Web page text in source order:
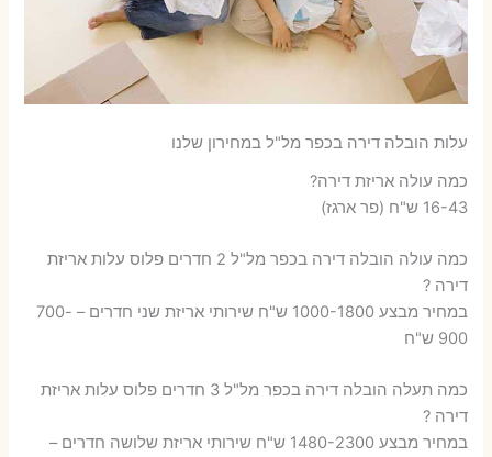
עלות הובלה דירה בכפר מל"ל במחירון שלנו
כמה עולה אריזת דירה​?
16-43 ש"ח (פר ארגז)
כמה עולה הובלה דירה בכפר מל"ל 2 חדרים פלוס עלות אריזת
דירה ?
במחיר מבצע 1000-1800 ש"ח שירותי אריזת שני חדרים – 700-
900 ש"ח
כמה תעלה הובלה דירה בכפר מל"ל 3 חדרים פלוס עלות אריזת
דירה ?
במחיר מבצע 1480-2300 ש"ח שירותי אריזת שלושה חדרים –